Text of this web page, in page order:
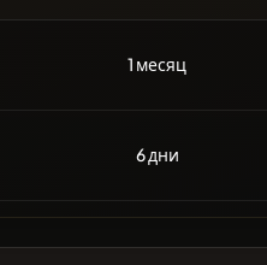
1 месяц
6 дни